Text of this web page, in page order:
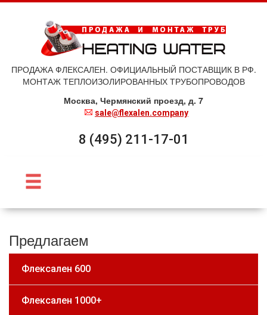
ПРОДАЖА ФЛЕКСАЛЕН. ОФИЦИАЛЬНЫЙ ПОСТАВЩИК В РФ.
МОНТАЖ ТЕПЛОИЗОЛИРОВАННЫХ ТРУБОПРОВОДОВ
Москва, Чермянский проезд, д. 7
sale@flexalen.company
8 (495) 211-17-01
Предлагаем
Флексален 600
Флексален 1000+